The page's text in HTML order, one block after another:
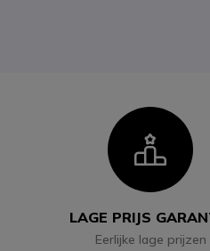
LAGE PRIJS
Eerlijke lage prijzen